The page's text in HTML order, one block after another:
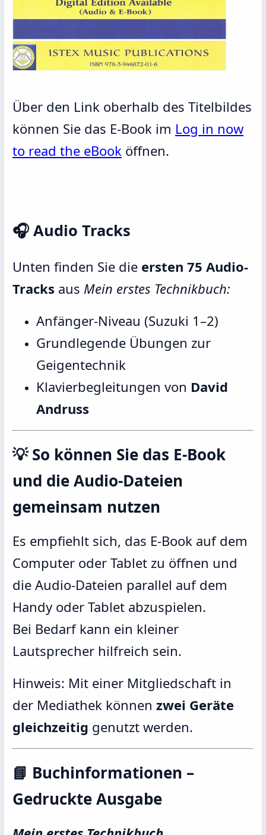
Über den Link oberhalb des Titelbildes
können Sie das E-Book im Log in now
to read the eBook öffnen.
🎧 Audio Tracks
Unten finden Sie die ersten 75 Audio-
Tracks aus Mein erstes Technikbuch:
Anfänger-Niveau (Suzuki 1–2)
Grundlegende Übungen zur
Geigentechnik
Klavierbegleitungen von David
Andruss
💡 So können Sie das E-Book
und die Audio-Dateien
gemeinsam nutzen
Es empfiehlt sich, das E-Book auf dem
Computer oder Tablet zu öffnen und
die Audio-Dateien parallel auf dem
Handy oder Tablet abzuspielen.
Bei Bedarf kann ein kleiner
Lautsprecher hilfreich sein.
Hinweis: Mit einer Mitgliedschaft in
der Mediathek können zwei Geräte
gleichzeitig genutzt werden.
📘 Buchinformationen –
Gedruckte Ausgabe